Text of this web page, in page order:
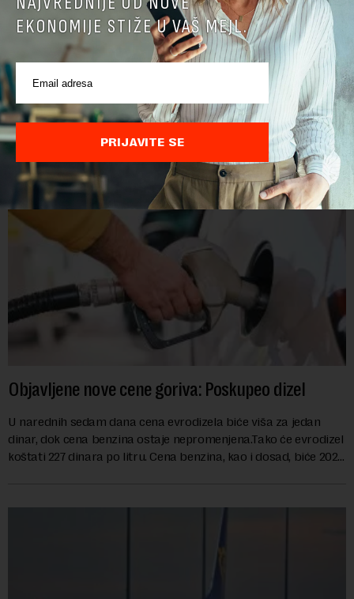
Doneta odluka o visini akciza na gorivo
Vlada Srbije produžila je smanjenje akciza na naftne derivate
za još sedam dana, do 16. avgusta, objavio je danas RTS, a
prenosi Beta.Postojeće smanjenje akciza važi do 9. avgusta
kao mera ublažavanja po...
Objavljene nove cene goriva: Poskupeo dizel
U narednih sedam dana cena evrodizela biće viša za jedan
dinar, dok cena benzina ostaje nepromenjena.Tako će evrodizel
koštati 227 dinara po litru. Cena benzina, kao i dosad, biće 202
EKONOMIJE STIŽE U VAŠ MEJL.
PRIJAVITE SE